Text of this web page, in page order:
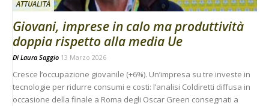
ATTUALITÀ
Giovani, imprese in calo ma produttività
doppia rispetto alla media Ue
Di Laura Saggio 13 Marzo 2026
Cresce l’occupazione giovanile (+6%). Un’impresa su tre investe in
tecnologie per ridurre consumi e costi: l’analisi Coldiretti diffusa in
occasione della finale a Roma degli Oscar Green consegnati a